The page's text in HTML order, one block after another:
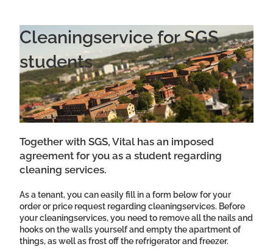
Cleaningservice for SGS
students
Together with SGS, Vital has an imposed
agreement for you as a student regarding
cleaning services.
As a tenant, you can easily fill in a form below for your
order or price request regarding cleaningservices. Before
your cleaningservices, you need to remove all the nails and
hooks on the walls yourself and empty the apartment of
things, as well as frost off the refrigerator and freezer.